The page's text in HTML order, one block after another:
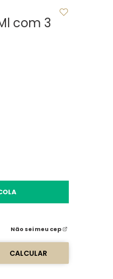
com 3
Não sei meu cep
CALCULAR